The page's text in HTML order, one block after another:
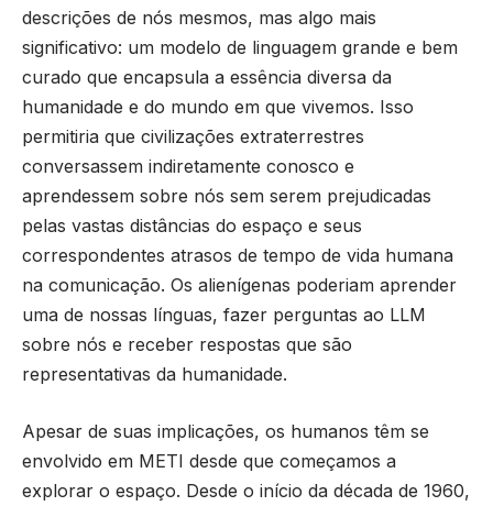
descrições de nós mesmos, mas algo mais
significativo: um modelo de linguagem grande e bem
curado que encapsula a essência diversa da
humanidade e do mundo em que vivemos. Isso
permitiria que civilizações extraterrestres
conversassem indiretamente conosco e
aprendessem sobre nós sem serem prejudicadas
pelas vastas distâncias do espaço e seus
correspondentes atrasos de tempo de vida humana
na comunicação. Os alienígenas poderiam aprender
uma de nossas línguas, fazer perguntas ao LLM
sobre nós e receber respostas que são
representativas da humanidade.
Apesar de suas implicações, os humanos têm se
envolvido em METI desde que começamos a
explorar o espaço. Desde o início da década de 1960,